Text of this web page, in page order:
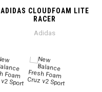
ADIDAS CLOUDFOAM LITE
RACER
Adidas